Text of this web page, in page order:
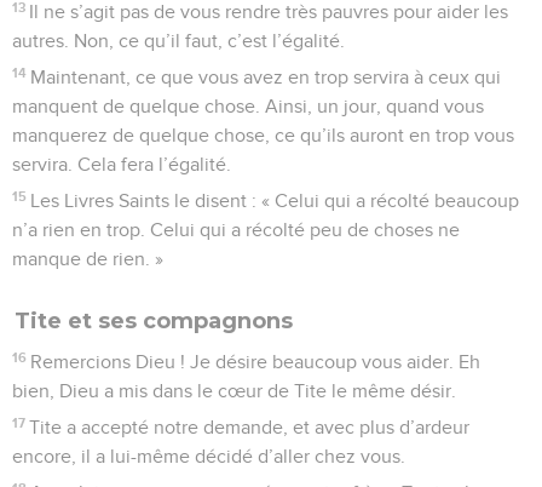
13 Il ne s’agit pas de vous rendre très pauvres pour aider les
autres. Non, ce qu’il faut, c’est l’égalité.
14 Maintenant, ce que vous avez en trop servira à ceux qui
manquent de quelque chose. Ainsi, un jour, quand vous
manquerez de quelque chose, ce qu’ils auront en trop vous
servira. Cela fera l’égalité.
15 Les Livres Saints le disent : « Celui qui a récolté beaucoup
n’a rien en trop. Celui qui a récolté peu de choses ne
manque de rien. »
Tite et ses compagnons
16 Remercions Dieu ! Je désire beaucoup vous aider. Eh
bien, Dieu a mis dans le cœur de Tite le même désir.
17 Tite a accepté notre demande, et avec plus d’ardeur
encore, il a lui-même décidé d’aller chez vous.